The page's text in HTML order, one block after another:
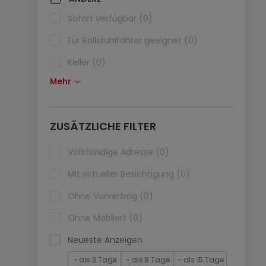
Klimaanlagen (0)
Glasfaser (0)
Sofort verfügbar (0)
Für Rollstuhlfahrer geeignet (0)
Keller (0)
Dachboden (0)
Fahrstuhl (0)
immobilienleibrente (0)
Ferienimmobilien (0)
Mehr
ZUSÄTZLICHE FILTER
Vollständige Adresse (0)
Mit virtueller Besichtigung (0)
Ohne Vorvertrag (0)
Ohne Möbliert (0)
Neueste Anzeigen
- als 3 Tage - als 8 Tage - als 15 Tage